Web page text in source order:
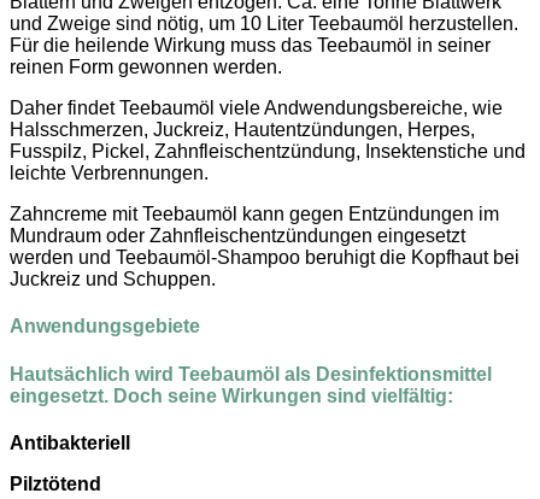
und Zweige sind nötig, um 10 Liter Teebaumöl herzustellen.
Für die heilende Wirkung muss das Teebaumöl in seiner
reinen Form gewonnen werden.
Daher findet Teebaumöl viele Andwendungsbereiche, wie
Halsschmerzen, Juckreiz, Hautentzündungen, Herpes,
Fusspilz, Pickel, Zahnfleischentzündung, Insektenstiche und
leichte Verbrennungen.
Zahncreme mit Teebaumöl kann gegen Entzündungen im
Mundraum oder Zahnfleischentzündungen eingesetzt
werden und Teebaumöl-Shampoo beruhigt die Kopfhaut bei
Juckreiz und Schuppen.
Anwendungsgebiete
Hautsächlich wird Teebaumöl als Desinfektionsmittel
eingesetzt. Doch seine Wirkungen sind vielfältig:
Antibakteriell
Pilztötend